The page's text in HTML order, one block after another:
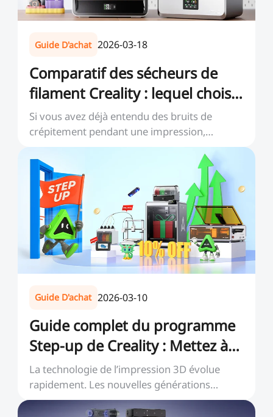
Guide D'achat 2026-03-18
Comparatif des sécheurs de
filament Creality : lequel choisir
en 2026 ?
Si vous avez déjà entendu des bruits de
crépitement pendant une impression,
observé des fils ress...
Guide D'achat 2026-03-10
Guide complet du programme
Step-up de Creality : Mettez à
niveau et économisez
La technologie de l’impression 3D évolue
rapidement. Les nouvelles générations
d’imprimantes offr...